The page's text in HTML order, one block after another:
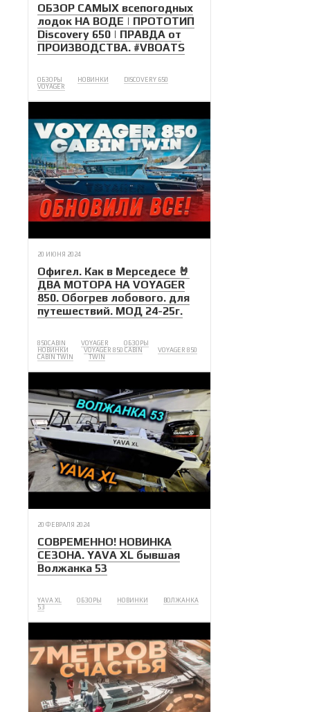
ОБЗОР САМЫХ всепогодных
лодок НА ВОДЕ | ПРОТОТИП
Discovery 650 | ПРАВДА от
ПРОИЗВОДСТВА. #VBOATS
ОБЗОРЫ НОВИНКИ
DISCOVERY 650
VOYAGER
20 ИЮНЯ 2024
Офигел. Как в Мерседесе 🤘
ДВА МОТОРА НА VOYAGER
850. Обогрев лобового. для
путешествий. МОД 24-25г.
850CABIN VOYAGER
ОБЗОРЫ
НОВИНКИ
VOYAGER 850 CABIN
VOYAGER 850
CABIN TWIN
TWIN
20 ФЕВРАЛЯ 2024
СОВРЕМЕННО! НОВИНКА
СЕЗОНА. YAVA XL бывшая
Волжанка 53
YAVA XL ОБЗОРЫ НОВИНКИ
ВОЛЖАНКА
53